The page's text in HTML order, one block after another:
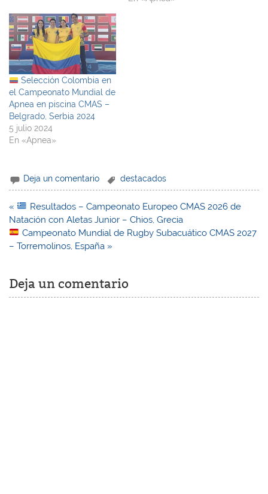
Selección Colombia en
el Campeonato Mundial de
Apnea en piscina CMAS –
Belgrado, Serbia 2024
5 julio 2024
En «Apnea»
Deja un comentario destacados
Navegación
de
entradas
«
Resultados – Campeonato Europeo CMAS 2026 de
Natación con Aletas Junior – Chios, Grecia
Campeonato Mundial de Rugby Subacuático CMAS 2027
– Torremolinos, España »
Deja un comentario